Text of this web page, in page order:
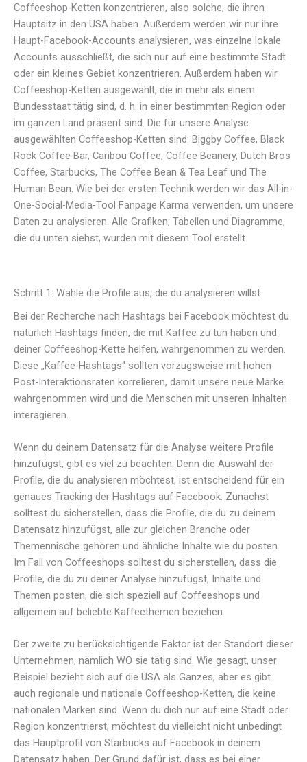
Coffeeshop-Ketten konzentrieren, also solche, die ihren
Hauptsitz in den USA haben. Außerdem werden wir nur ihre
Haupt-Facebook-Accounts analysieren, was einzelne lokale
Accounts ausschließt, die sich nur auf eine bestimmte Stadt
oder ein kleines Gebiet konzentrieren. Außerdem haben wir
Coffeeshop-Ketten ausgewählt, die in mehr als einem
Bundesstaat tätig sind, d. h. in einer bestimmten Region oder
im ganzen Land präsent sind. Die für unsere Analyse
ausgewählten Coffeeshop-Ketten sind: Biggby Coffee, Black
Rock Coffee Bar, Caribou Coffee, Coffee Beanery, Dutch Bros
Coffee, Starbucks, The Coffee Bean & Tea Leaf und The
Human Bean. Wie bei der ersten Technik werden wir das All-in-
One-Social-Media-Tool Fanpage Karma verwenden, um unsere
Daten zu analysieren. Alle Grafiken, Tabellen und Diagramme,
die du unten siehst, wurden mit diesem Tool erstellt.
Schritt 1: Wähle die Profile aus, die du analysieren willst
Bei der Recherche nach Hashtags bei Facebook möchtest du
natürlich Hashtags finden, die mit Kaffee zu tun haben und
deiner Coffeeshop-Kette helfen, wahrgenommen zu werden.
Diese „Kaffee-Hashtags“ sollten vorzugsweise mit hohen
Post-Interaktionsraten korrelieren, damit unsere neue Marke
wahrgenommen wird und die Menschen mit unseren Inhalten
interagieren.
Wenn du deinem Datensatz für die Analyse weitere Profile
hinzufügst, gibt es viel zu beachten. Denn die Auswahl der
Profile, die du analysieren möchtest, ist entscheidend für ein
genaues Tracking der Hashtags auf Facebook. Zunächst
solltest du sicherstellen, dass die Profile, die du zu deinem
Datensatz hinzufügst, alle zur gleichen Branche oder
Themennische gehören und ähnliche Inhalte wie du posten.
Im Fall von Coffeeshops solltest du sicherstellen, dass die
Profile, die du zu deiner Analyse hinzufügst, Inhalte und
Themen posten, die sich speziell auf Coffeeshops und
allgemein auf beliebte Kaffeethemen beziehen.
Der zweite zu berücksichtigende Faktor ist der Standort dieser
Unternehmen, nämlich WO sie tätig sind. Wie gesagt, unser
Beispiel bezieht sich auf die USA als Ganzes, aber es gibt
auch regionale und nationale Coffeeshop-Ketten, die keine
nationalen Marken sind. Wenn du dich nur auf eine Stadt oder
Region konzentrierst, möchtest du vielleicht nicht unbedingt
das Hauptprofil von Starbucks auf Facebook in deinem
Datensatz haben. Der Grund dafür ist, dass es bei einer